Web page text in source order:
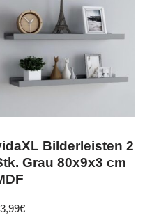
Bilderleisten 2
Grau 80x9x3 cm
€